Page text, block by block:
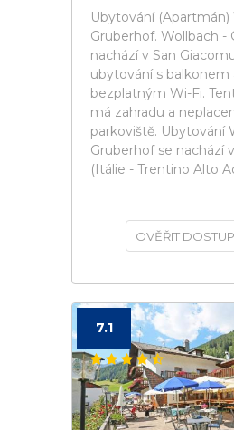
Ubytování (Apartmán)
Gruberhof. Wollbach -
nachází v San
ubytování s balkonem
bezplatným Wi-Fi.
má zahradu a
parkoviště. Ubytování
Gruberhof se nachází
(Itálie - Trentino Alto
OVĚŘIT
7.1